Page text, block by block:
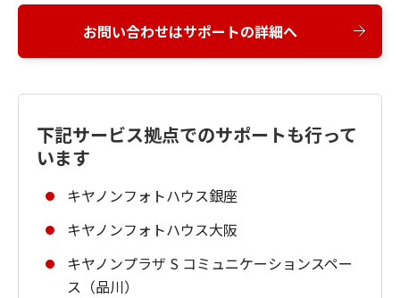
お問い合わせはサポートの詳細へ
下記サービス拠点でのサポートも行って
います
キヤノンフォトハウス銀座
キヤノンフォトハウス大阪
キヤノンプラザ S コミュニケーションスペー
ス（品川）